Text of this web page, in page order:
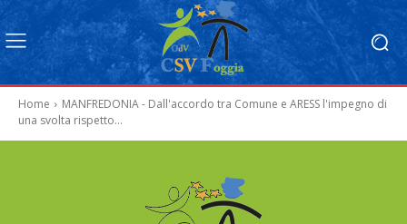
Home
MANFREDONIA - Dall'accordo tra Comune e ARESS l'impegno di
una svolta rispetto...